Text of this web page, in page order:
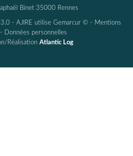
Binet 35000 Rennes
- AJIRE utilise Gemarcur © - Mentions
- Données personnelles
Réalisation Atlantic Log